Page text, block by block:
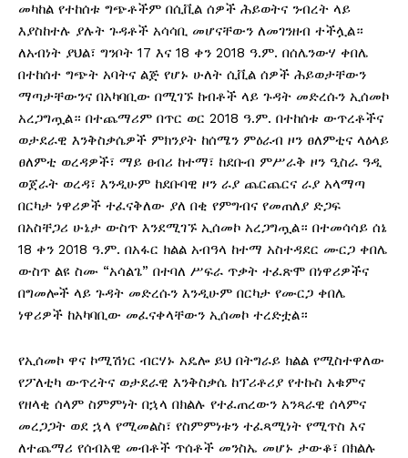
መካከል የተከሰቱ ግጭቶችም በሲቪል ሰዎች ሕይወትና ንብረት ላይ
እያስከተሉ ያሉት ጉዳቶች አሳሳቢ መሆናቸውን ለመገንዘብ ተችሏል።
ለአብነት ያህል፣ ግንቦት 17 እና 18 ቀን 2018 ዓ.ም. በሰሌንውሃ ቀበሌ
በተከሰተ ግጭት አባትና ልጅ የሆኑ ሁለት ሲቪል ሰዎች ሕይወታቸውን
ማጣታቸውንና በአካባቢው በሚገኙ ከብቶች ላይ ጉዳት መድረሱን ኢሰመኮ
አረጋግጧል። በተጨማሪም በጥር ወር 2018 ዓ.ም. በተከሰቱ ውጥረቶችና
ወታደራዊ እንቅስቃሴዎች ምክንያት ከሰሜን ምዕራብ ዞን ፀለምቲና ላዕላይ
ፀለምቲ ወረዳዎች፣ ማይ ፀብሪ ከተማ፣ ከደቡብ ምሥራቅ ዞን ዒስራ ዓዲ
ወጀራት ወረዳ፣ እንዲሁም ከደቡባዊ ዞን ራያ ጨርጨርና ራያ አላማጣ
በርካታ ነዋሪዎች ተፈናቅለው ያለ በቂ የምግብና የመጠለያ ድጋፍ
በአስቸጋሪ ሁኔታ ውስጥ እንደሚገኙ ኢሰመኮ አረጋግጧል። በተመሳሳይ ሰኔ
18 ቀን 2018 ዓ.ም. በአፋር ክልል አብዓላ ከተማ አስተዳደር ሙርጋ ቀበሌ
ውስጥ ልዩ ስሙ “አሳልጌ” በተባለ ሥፍራ ጥቃት ተፈጽሞ በነዋሪዎችና
በግመሎች ላይ ጉዳት መድረሱን እንዲሁም በርካታ የሙርጋ ቀበሌ
ነዋሪዎች ከአካባቢው መፈናቀላቸውን ኢሰመኮ ተረድቷል።
የኢሰመኮ ዋና ኮሚሽነር ብርሃኑ አዴሎ ይህ በትግራይ ክልል የሚስተዋለው
የፖለቲካ ውጥረትና ወታደራዊ እንቅስቃሴ ከፕሪቶሪያ የተኩስ አቁምና
የዘላቂ ሰላም ስምምነት በኋላ በክልሉ የተፈጠረውን አንጻራዊ ሰላምና
መረጋጋት ወደ ኋላ የሚመልስ፣ የስምምነቱን ተፈጻሚነት የሚጥስ እና
ለተጨማሪ የሰብአዊ መብቶች ጥሰቶች መንስኤ መሆኑ ታውቆ፣ በክልሉ